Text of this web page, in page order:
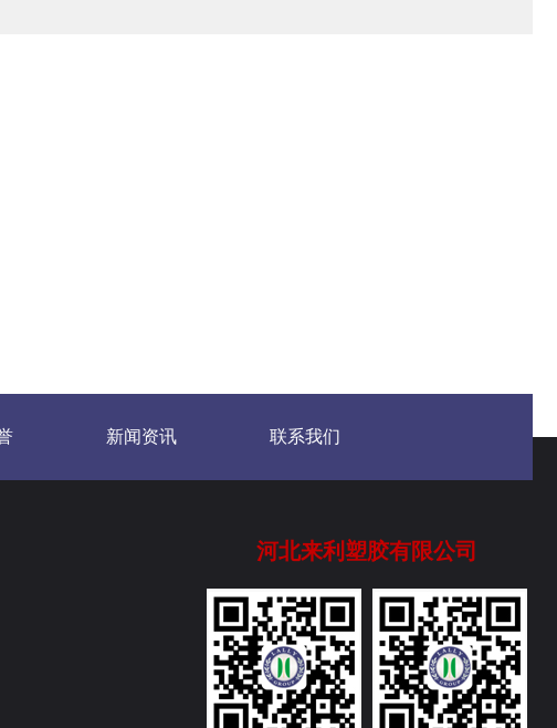
新闻资讯 联系我们
河北来利塑胶有限公司